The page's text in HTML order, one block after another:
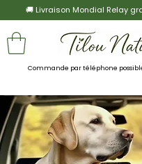
🚚 Livraison Mondial Relay
Commande par téléphone